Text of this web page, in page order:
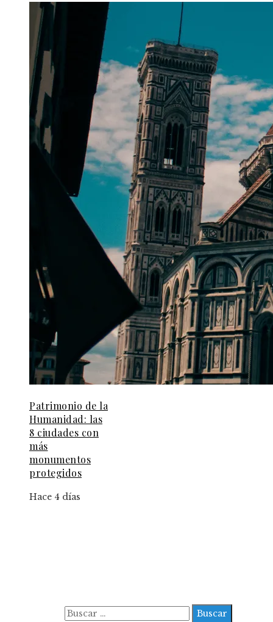
Patrimonio de la
Humanidad: las
8 ciudades con
más
monumentos
protegidos
Hace 4 días